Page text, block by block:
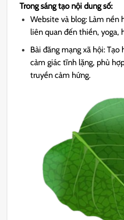
Trong sáng tạo nội dung số:
Website và blog: Làm nền
liên quan đến thiền, yoga,
Bài đăng mạng xã hội:
cảm giác tĩnh lặng, phù
truyền cảm hứng.